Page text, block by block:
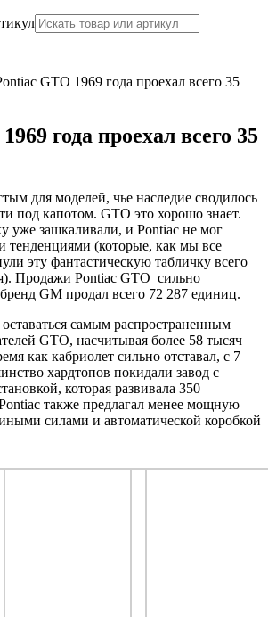
GTO 1969 года проехал всего 35
года проехал всего 35
для моделей, чье наследие сводилось
под капотом. GTO это хорошо знает.
уже зашкаливали, и Pontiac не мог
тенденциями (которые, как мы все
эту фантастическую табличку всего
Продажи Pontiac GTO сильно
GM продал всего 72 287 единиц.
самым распространенным
GTO, насчитывая более 58 тысяч
как кабриолет сильно отставал, с 7
хардтопов покидали завод с
которая развивала 350
также предлагал менее мощную
силами и автоматической коробкой